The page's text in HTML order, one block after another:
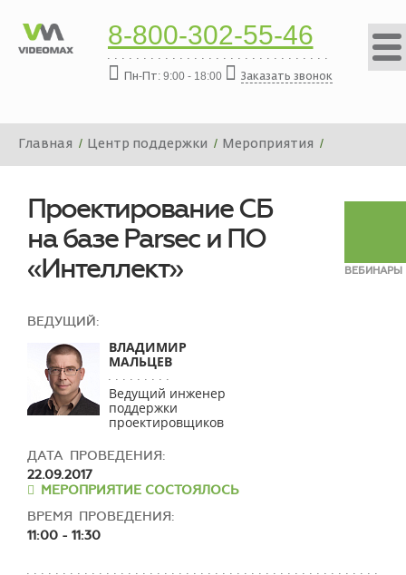
8-800-302-55-46
Пн-Пт: 9:00 - 18:00 Заказать звонок
Главная Центр поддержки
Мероприятия
Проектирование СБ
на базе Parsec и ПО
«Интеллект»
ВЕБИНАРЫ
ВЕДУЩИЙ:
ВЛАДИМИР
МАЛЬЦЕВ
Ведущий инженер
поддержки
проектировщиков
ДАТА ПРОВЕДЕНИЯ:
22.09.2017
МЕРОПРИЯТИЕ СОСТОЯЛОСЬ
ВРЕМЯ ПРОВЕДЕНИЯ:
11:00 - 11:30